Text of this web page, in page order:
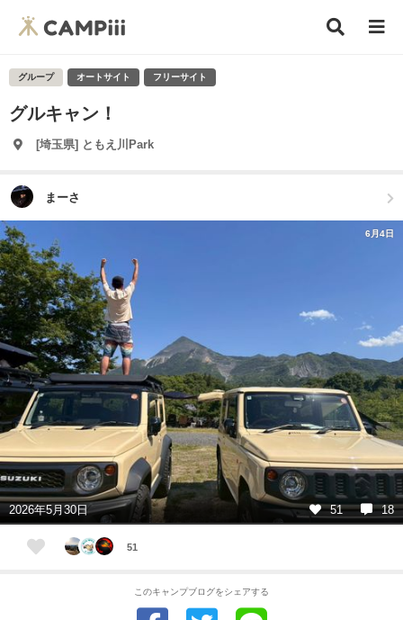
グループ オートサイト フリーサイト
グルキャン！
[埼玉県] ともえ川Park
まーさ
6月4日
2026年5月30日 51 18
51
このキャンプブログをシェアする